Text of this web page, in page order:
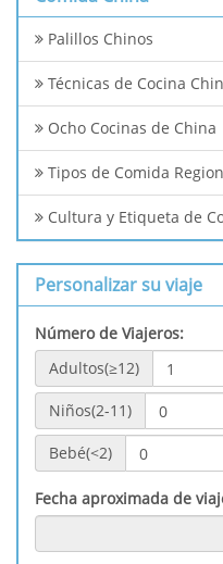
Palillos Chinos
Técnicas de Cocina
Ocho Cocinas de China
Tipos de Comida
Cultura y Etiqueta de
Personalizar su viaje
Número de Viajeros:
Adultos(≥12)
Niños(2-11)
Bebé(<2)
Fecha aproximada de